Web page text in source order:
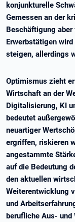
konjunkturelle
Gemessen an der
Beschäftigung
Erwerbstätigen
steigen, allerdings
Optimismus zieht
Wirtschaft an der
Digitalisierung, KI
bedeutet
neuartiger
ergriffen, riskieren
angestammte
auf die Bedeutung
den aktuellen
Weiterentwicklung
und
berufliche Aus-